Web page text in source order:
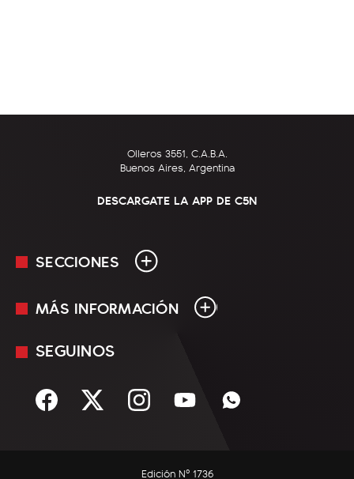
Olleros 3551, C.A.B.A.
Buenos Aires, Argentina
DESCARGATE LA APP DE C5N
SECCIONES
En Vivo
Sociedad
MÁS INFORMACIÓN
Mediakit
Términos y condiciones
SEGUINOS
Edición Nº 1736